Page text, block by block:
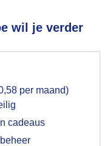
wil je verder
per maand)
cadeaus
erbij
voor het
op hebt gegeven,
browser waarin